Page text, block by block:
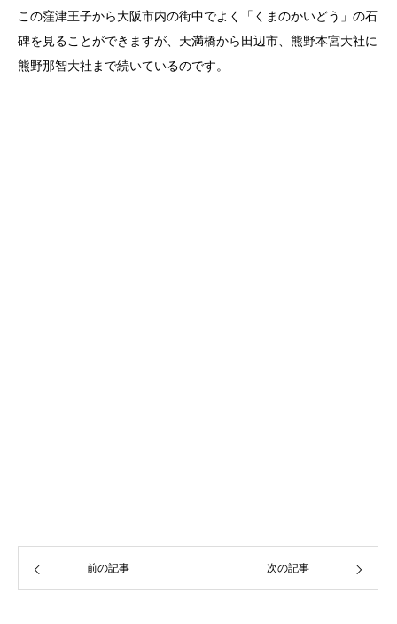
この窪津王子から大阪市内の街中でよく「くまのかいどう」の石
碑を見ることができますが、天満橋から田辺市、熊野本宮大社に
熊野那智大社まで続いているのです。
前の記事 次の記事